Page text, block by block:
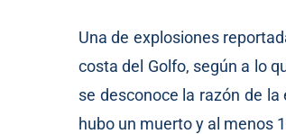
Una de explosiones
costa del Golfo, según a lo
se desconoce la razón de
hubo un muerto y al menos